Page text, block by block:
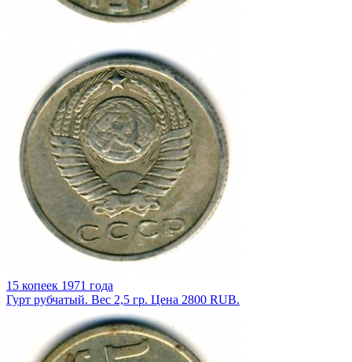
15 копеек 1971 года
Гурт рубчатый. Вес 2,5 гр. Цена 2800 RUB.